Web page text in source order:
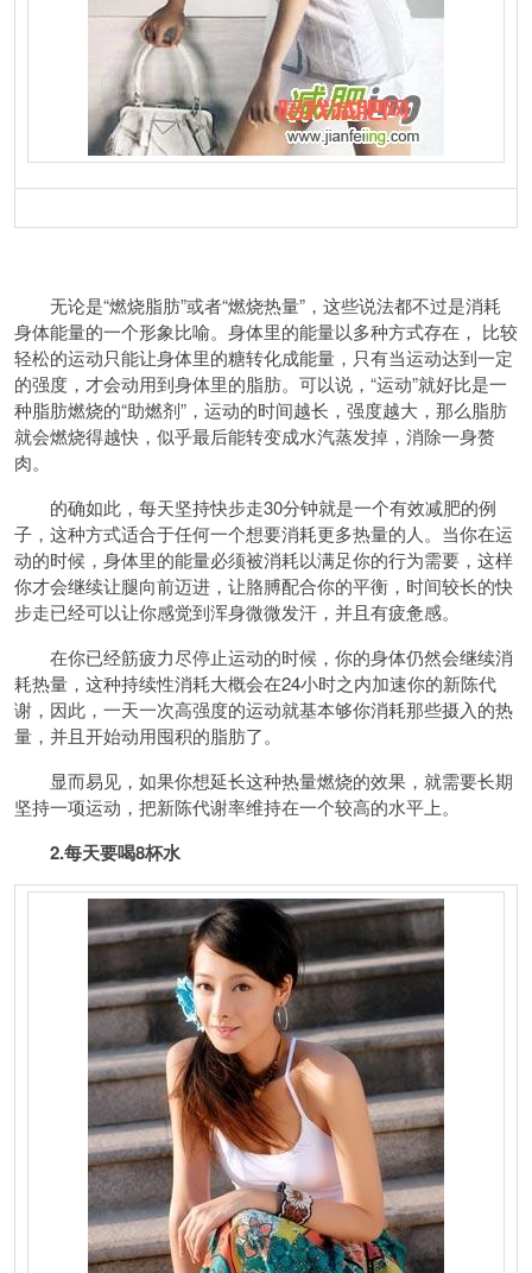
无论是“燃烧脂肪”或者“燃烧热量”，这些说法都不过是消耗
身体能量的一个形象比喻。身体里的能量以多种方式存在， 比较
轻松的运动只能让身体里的糖转化成能量，只有当运动达到一定
的强度，才会动用到身体里的脂肪。可以说，“运动”就好比是一
种脂肪燃烧的“助燃剂”，运动的时间越长，强度越大，那么脂肪
就会燃烧得越快，似乎最后能转变成水汽蒸发掉，消除一身赘
肉。
的确如此，每天坚持快步走30分钟就是一个有效减肥的例
子，这种方式适合于任何一个想要消耗更多热量的人。当你在运
动的时候，身体里的能量必须被消耗以满足你的行为需要，这样
你才会继续让腿向前迈进，让胳膊配合你的平衡，时间较长的快
步走已经可以让你感觉到浑身微微发汗，并且有疲惫感。
在你已经筋疲力尽停止运动的时候，你的身体仍然会继续消
耗热量，这种持续性消耗大概会在24小时之内加速你的新陈代
谢，因此，一天一次高强度的运动就基本够你消耗那些摄入的热
量，并且开始动用囤积的脂肪了。
显而易见，如果你想延长这种热量燃烧的效果，就需要长期
坚持一项运动，把新陈代谢率维持在一个较高的水平上。
2.每天要喝8杯水